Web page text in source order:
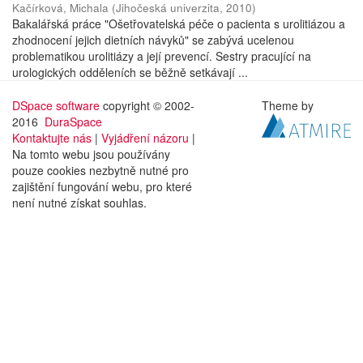
Kačírková, Michala (Jihočeská univerzita, 2010)
Bakalářská práce "Ošetřovatelská péče o pacienta s urolitiázou a
zhodnocení jejich dietních návyků" se zabývá ucelenou
problematikou urolitiázy a její prevencí. Sestry pracující na
urologických odděleních se běžně setkávají ...
DSpace software copyright © 2002-
2016 DuraSpace
Kontaktujte nás | Vyjádření názoru |
Na tomto webu jsou používány
pouze cookies nezbytně nutné pro
zajištění fungování webu, pro které
není nutné získat souhlas.
Theme by